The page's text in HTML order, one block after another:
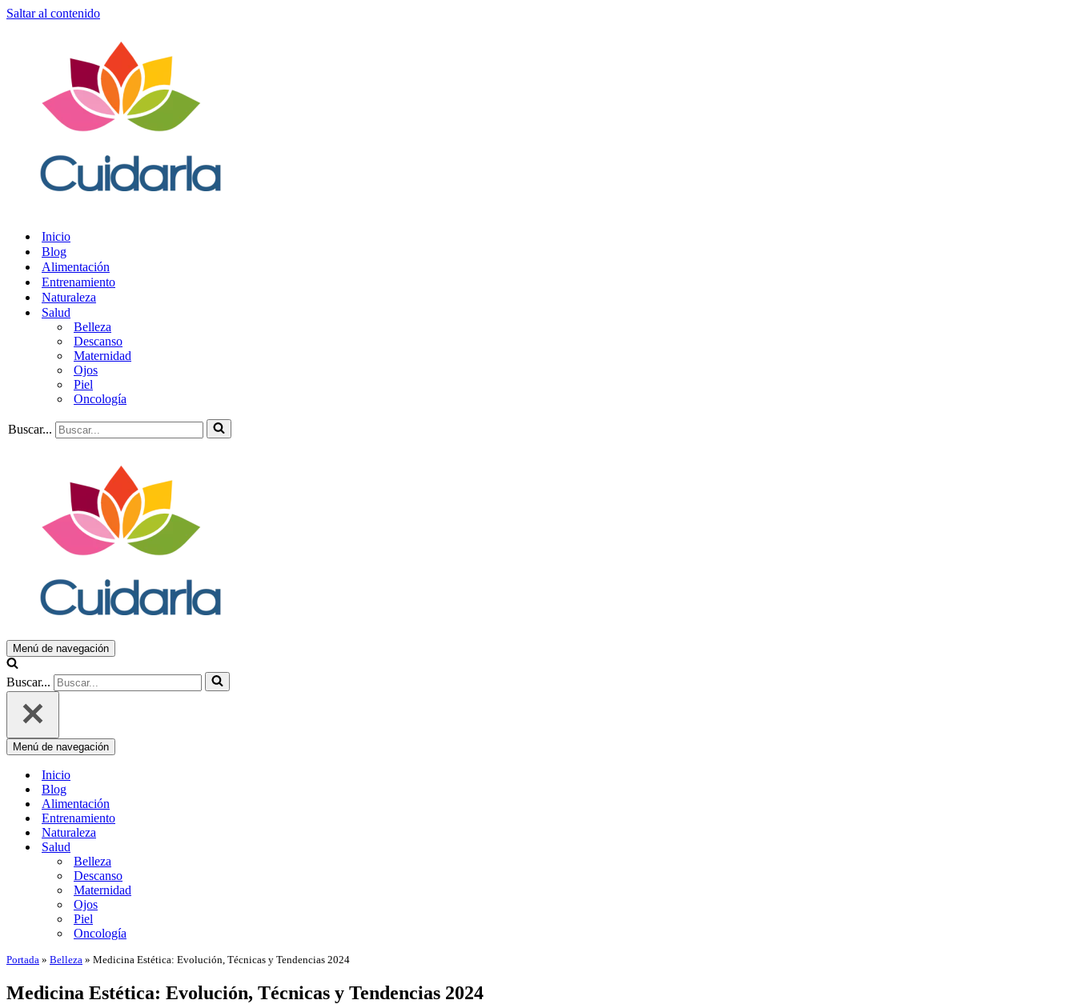
Saltar al contenido
Inicio
Blog
Alimentación
Entrenamiento
Naturaleza
Salud
Belleza
Descanso
Maternidad
Ojos
Piel
Oncología
Buscar...
Menú de navegación
Buscar...
Menú de navegación
Inicio
Blog
Alimentación
Entrenamiento
Naturaleza
Salud
Belleza
Descanso
Maternidad
Ojos
Piel
Oncología
Portada » Belleza » Medicina Estética: Evolución, Técnicas y Tendencias 2024
Medicina Estética: Evolución, Técnicas y Tendencias 2024